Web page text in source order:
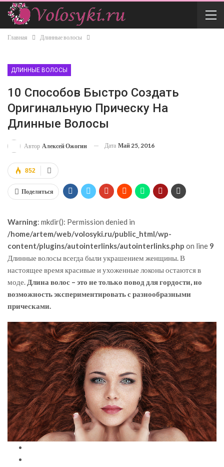
Главная Длинные волосы
ДЛИННЫЕ ВОЛОСЫ
10 Способов Быстро Создать
Оригинальную Прическу На
Длинные Волосы
Автор Алексей Ожогин Дата Май 25, 2016
852
Поделиться
Warning: mkdir(): Permission denied in
/home/artem/web/volosyki.ru/public_html/wp-
content/plugins/autointerlinks/autointerlinks.php on line 9
Длинные волосы всегда были украшением женщины. В
настоящее время красивые и ухоженные локоны остаются в
моде. Длина волос – это не только повод для гордости, но
возможность экспериментировать с разнообразными
прическами.